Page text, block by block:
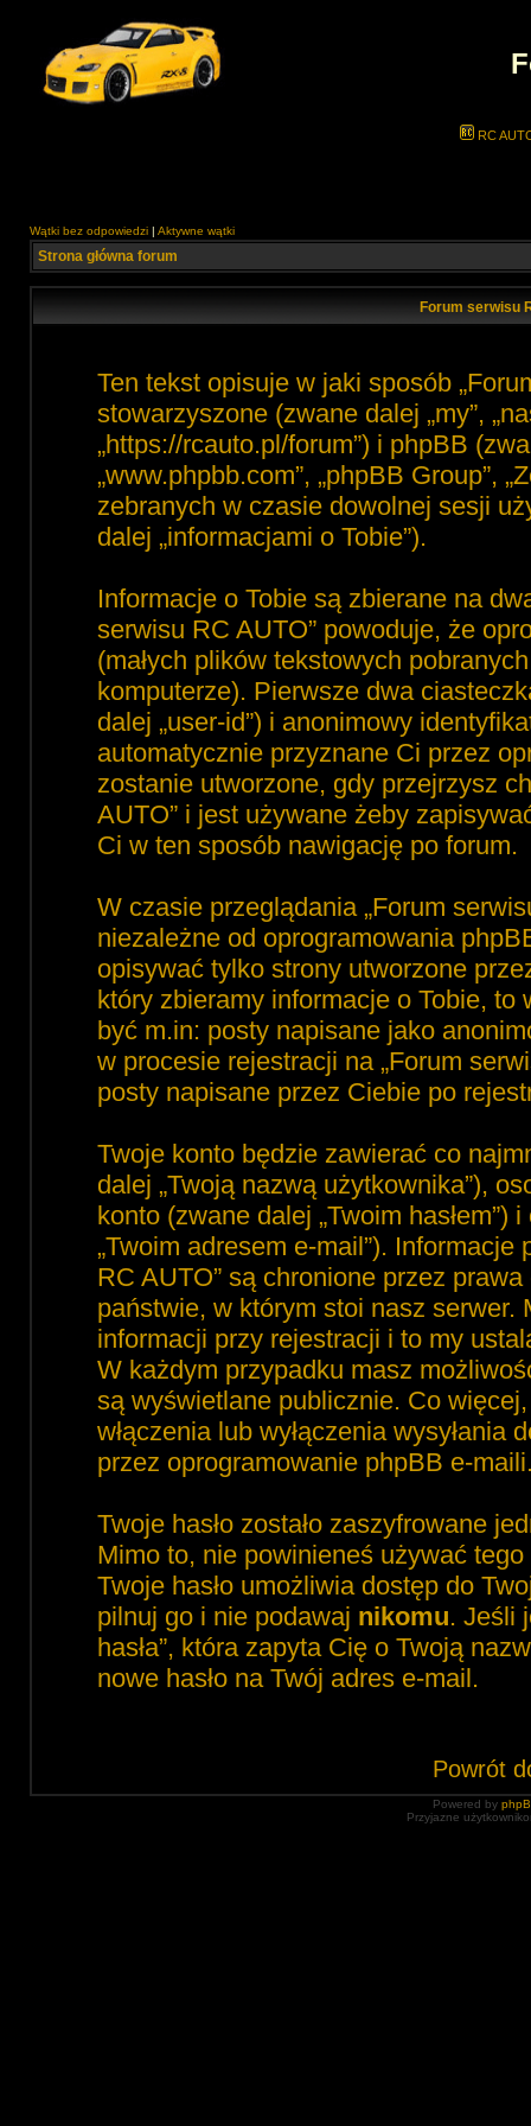
RC
Wątki bez odpowiedzi | Aktywne wątki
Strona główna forum
Forum serwisu
Ten tekst opisuje w jaki sposób
stowarzyszone (zwane dalej „my”,
„https://rcauto.pl/forum”) i phpBB
„www.phpbb.com”, „phpBB Group”,
zebranych w czasie dowolnej sesji
dalej „informacjami o Tobie”).
Informacje o Tobie są zbierane na
serwisu RC AUTO” powoduje, że
(małych plików tekstowych
komputerze). Pierwsze dwa
dalej „user-id”) i anonimowy
automatycznie przyznane Ci przez
zostanie utworzone, gdy przejrzysz
AUTO” i jest używane żeby
Ci w ten sposób nawigację po forum.
W czasie przeglądania „Forum
niezależne od oprogramowania
opisywać tylko strony utworzone
który zbieramy informacje o Tobie, to
być m.in: posty napisane jako
w procesie rejestracji na „Forum
posty napisane przez Ciebie po
Twoje konto będzie zawierać co
dalej „Twoją nazwą użytkownika”),
konto (zwane dalej „Twoim
„Twoim adresem e-mail”).
RC AUTO” są chronione przez
państwie, w którym stoi nasz
informacji przy rejestracji i to my
W każdym przypadku masz
są wyświetlane publicznie. Co
włączenia lub wyłączenia
przez oprogramowanie phpBB e-
Twoje hasło zostało zaszyfrowane
Mimo to, nie powinieneś używać
Twoje hasło umożliwia dostęp do
pilnuj go i nie podawaj nikomu. Jeśli
hasła”, która zapyta Cię o Twoją
nowe hasło na Twój adres e-mail.
Powrót
Powered by
Przyjazne